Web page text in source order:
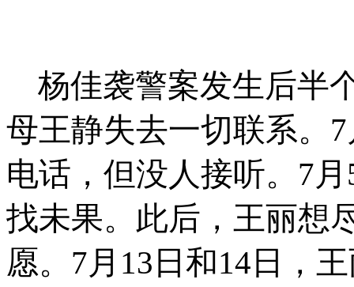
杨佳袭警案发生后半
母王静失去一切联系。 7
电话，但没人接听。 7月
找未果。此后，王丽想
愿。 7月 13 日和14 日，